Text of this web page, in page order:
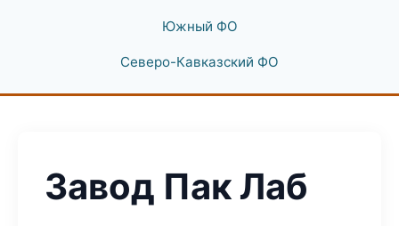
Южный ФО
Северо-Кавказский ФО
Завод Пак Лаб